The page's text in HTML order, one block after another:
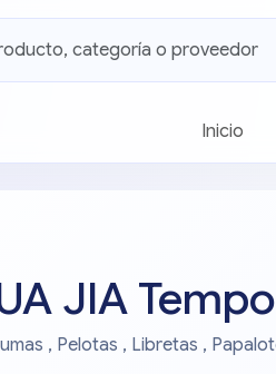
Inicio
JIA
, Pelotas , Libretas ,